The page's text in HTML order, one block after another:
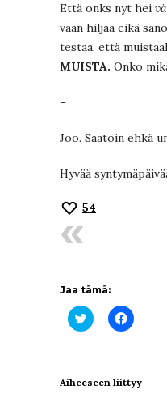
Että onks nyt hei
vaan hiljaa eikä
testaa, että
MUISTA. Onko
–
Joo. Saatoin ehkä
Hyvää
54
Jaa tämä:
Jaa Jaa
Aiheeseen liittyy